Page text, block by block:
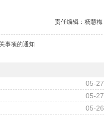
责任编辑：杨慧梅
事项的通知
05-27
05-27
05-26